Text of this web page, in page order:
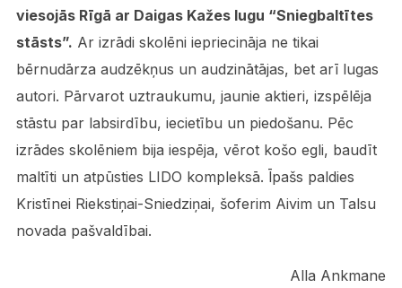
viesojās Rīgā ar Daigas Kažes lugu “Sniegbaltītes
stāsts”. Ar izrādi skolēni iepriecināja ne tikai
bērnudārza audzēkņus un audzinātājas, bet arī lugas
autori. Pārvarot uztraukumu, jaunie aktieri, izspēlēja
stāstu par labsirdību, iecietību un piedošanu. Pēc
izrādes skolēniem bija iespēja, vērot košo egli, baudīt
maltīti un atpūsties LIDO kompleksā. Īpašs paldies
Kristīnei Riekstiņai-Sniedziņai, šoferim Aivim un Talsu
novada pašvaldībai.
Alla Ankmane